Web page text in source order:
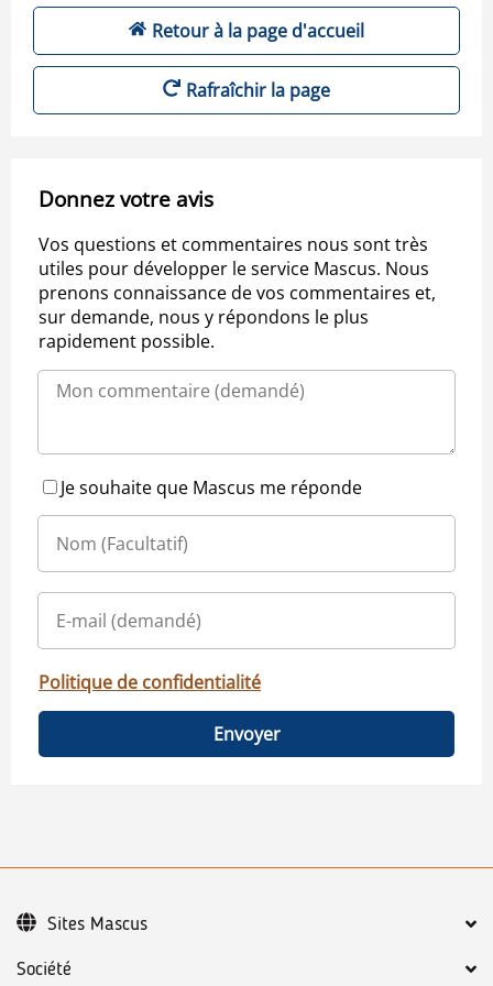
Retour à la page d'accueil
Rafraîchir la page
Donnez votre avis
Vos questions et commentaires nous sont très
utiles pour développer le service Mascus. Nous
prenons connaissance de vos commentaires et,
sur demande, nous y répondons le plus
rapidement possible.
Je souhaite que Mascus me réponde
Politique de confidentialité
Envoyer
Société
Sites Mascus